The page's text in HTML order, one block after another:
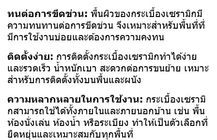
ทนต่อการขีดข่วน: พื้นผิวของกระเบื้องเซรามิกมี
ความทนทานต่อการขีดข่วน จึงเหมาะสำหรับพื้นที่ที่
มีการใช้งานบ่อยและต้องการความคงทน
ติดตั้งง่าย: การติดตั้งกระเบื้องเซรามิกทำได้ง่าย
และรวดเร็ว น้ำหนักเบา สะดวกต่อการขนย้าย เหมาะ
สำหรับการติดตั้งทั้งบนพื้นและผนัง
ความหลากหลายในการใช้งาน: กระเบื้องเซรามิ
กสามารถใช้ได้ทั้งภายในและภายนอกบ้าน เช่น พื้น
ห้องนั่งเล่น ห้องน้ำ หรือระเบียง ทำให้เป็นตัวเลือกที่
ยืดหยุ่นและเหมาะสมกับทุกพื้นที่